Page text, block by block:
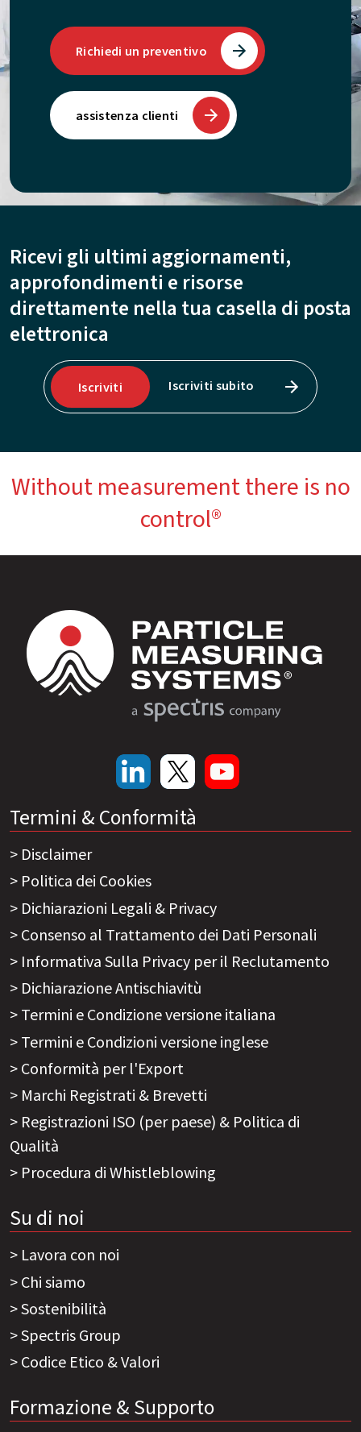
Richiedi un preventivo
assistenza clienti
Ricevi gli ultimi aggiornamenti,
approfondimenti e risorse
direttamente nella tua casella di posta
elettronica
Iscriviti Iscriviti subito
Without measurement there is no
control®
Termini & Conformità
Disclaimer
Politica dei Cookies
Dichiarazioni Legali & Privacy
Consenso al Trattamento dei Dati Personali
Informativa Sulla Privacy per il Reclutamento
Dichiarazione Antischiavitù
Termini e Condizione versione italiana
Termini e Condizioni versione inglese
Conformità per l'Export
Marchi Registrati & Brevetti
Registrazioni ISO (per paese) & Politica di
Qualità
Procedura di Whistleblowing
Su di noi
Lavora con noi
Chi siamo
Sostenibilità
Spectris Group
Codice Etico & Valori
Formazione & Supporto